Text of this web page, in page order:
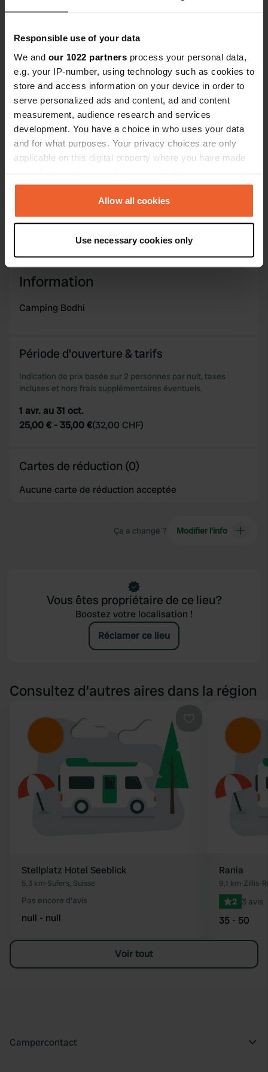
Responsible use of your data
We and our 1022 partners process your personal data,
e.g. your IP-number, using technology such as cookies to
store and access information on your device in order to
serve personalized ads and content, ad and content
measurement, audience research and services
development. You have a choice in who uses your data
and for what purposes. Your privacy choices are only
applicable on this digital property where you have made
any time from the Cookie Declaration or by clicking on
the Privacy trigger icon.
Collect information about your geographical location
which can be accurate to within several meters
Identify your device by actively scanning it for
specific characteristics (fingerprinting)
Find out more about how your personal data is processed
We use cookies to personalise content and ads, to
We also share information about your use of our site with
our social media, advertising and analytics partners who
may combine it with other information that you’ve
provided to them or that they’ve collected from your use
Allow all cookies
Use necessary cookies only
Code du site
156817 Copie
PRO+
pour toutes les coordonnées PRO+
Carte
Afficher sur la carte
Visitez le site Web
Numéro de téléphone
Information
Camping Bodhi
Période d'ouverture & tarifs
Indication de prix basée sur 2 personnes par nuit, taxes
incluses et hors frais supplémentaires éventuels.
1 avr. au 31 oct.
25,00 € - 35,00 €(32,00 CHF)
Cartes de réduction (0)
Aucune carte de réduction acceptée
Ça a changé ? Modifier l’info
Vous êtes propriétaire de ce lieu?
Boostez votre localisation !
Réclamer ce lieu
Consultez d'autres aires dans la région
Stellplatz Hotel Seeblick
5,3 km•Sufers, Suisse
Pas encore d'avis
null - null
Rania
9,1 km•Zillis-
2 3 avis
35 - 50
Voir tout
Campercontact